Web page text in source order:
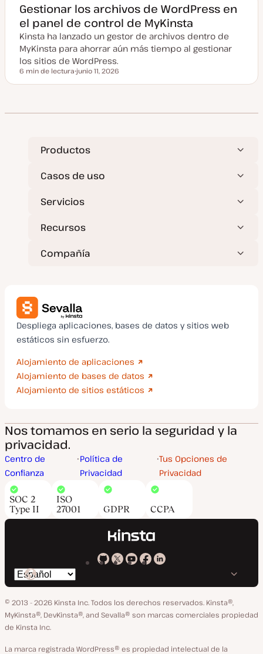
a
c
t
u
a
i
z
a
d
Gestionar los archivos de WordPress en
el panel de control de MyKinsta
Kinsta ha lanzado un gestor de archivos dentro de
MyKinsta para ahorrar aún más tiempo al gestionar
los sitios de WordPress.
Tiempo de lectura
6 min de lectura
e
a
l
z
a
junio 11, 2026
Productos
Casos de uso
Servicios
Recursos
Compañía
Despliega aplicaciones, bases de datos y sitios web
estáticos sin esfuerzo.
Alojamiento de aplicaciones
Alojamiento de bases de datos
Alojamiento de sitios estáticos
Nos tomamos en serio la seguridad y la
privacidad.
Centro de
Confianza
Política de
Privacidad
Tus Opciones de
Privacidad
SOC 2
Type II
ISO
27001
GDPR CCPA
Kinsta
GitHub
Kinsta
X
Kinsta
YouTube
Kinsta
Facebook
Kinsta
LinkedIn
Cambiar
idioma
© 2013 - 2026 Kinsta Inc. Todos los derechos reservados. Kinsta®,
MyKinsta®, DevKinsta®, and Sevalla® son marcas comerciales propiedad
de Kinsta Inc.
La marca registrada WordPress® es propiedad intelectual de la